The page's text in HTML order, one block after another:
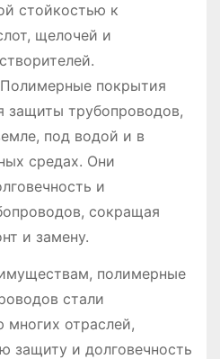
стойкостью к
щелочей и
покрытия
защиты трубопроводов,
под водой и в
средах. Они
и
сокращая
и замену.
полимерные
стали
отраслей,
защиту и долговечность